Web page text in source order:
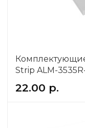
Strip ALM-
22.00 р.